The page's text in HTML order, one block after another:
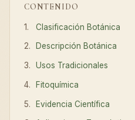
CONTENIDO
Clasificación Botánica
Descripción Botánica
Usos Tradicionales
Fitoquímica
Evidencia Científica